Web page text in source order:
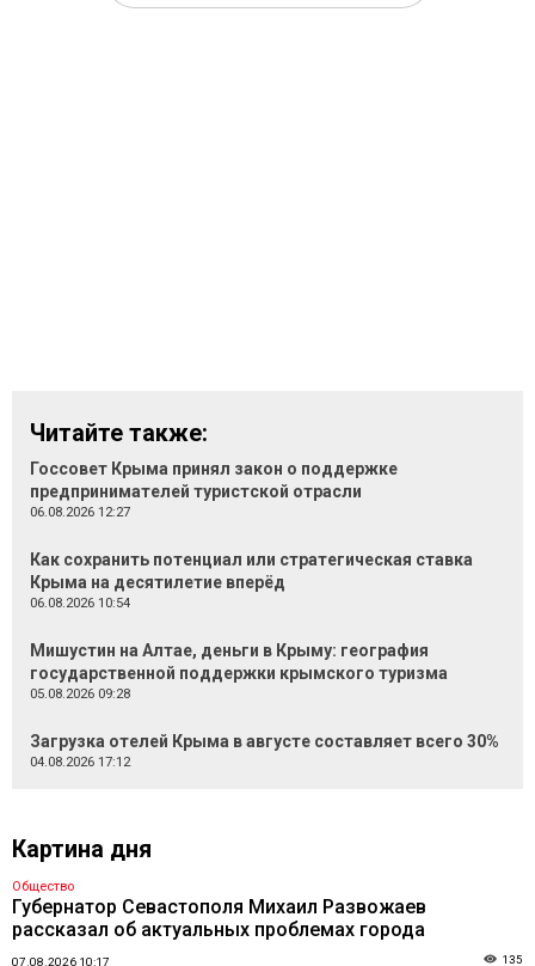
Читайте также:
Госсовет Крыма принял закон о поддержке
предпринимателей туристской отрасли
06.08.2026 12:27
Как сохранить потенциал или стратегическая ставка
Крыма на десятилетие вперёд
06.08.2026 10:54
Мишустин на Алтае, деньги в Крыму: география
государственной поддержки крымского туризма
05.08.2026 09:28
Загрузка отелей Крыма в августе составляет всего 30%
04.08.2026 17:12
Картина дня
Общество
Губернатор Севастополя Михаил Развожаев
рассказал об актуальных проблемах города
07.08.2026 10:17 135